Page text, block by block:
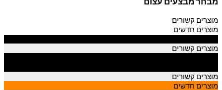
מוצרים קשורים
מוצרים חדשים
מוצרים קשורים
מוצרים קשורים
מוצרים חדשים